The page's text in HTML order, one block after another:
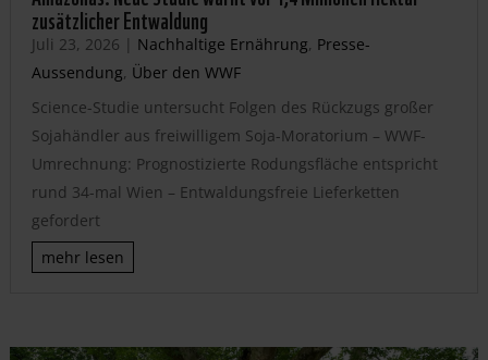
zusätzlicher Entwaldung
Juli 23, 2026 | Nachhaltige Ernährung, Presse-
Aussendung, Über den WWF
Science-Studie untersucht Folgen des Rückzugs großer
Sojahändler aus freiwilligem Soja-Moratorium – WWF-
Umrechnung: Prognostizierte Rodungsfläche entspricht
rund 34-mal Wien – Entwaldungsfreie Lieferketten
gefordert
mehr lesen